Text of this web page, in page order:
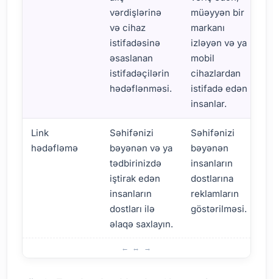
vərdişlərinə
və cihaz
istifadəsinə
əsaslanan
istifadəçilərin
hədəflənməsi.
müəyyən bir
markanı
izləyən və ya
mobil
cihazlardan
istifadə edən
insanlar.
Link
hədəfləmə
Səhifənizi
bəyənən və ya
tədbirinizdə
iştirak edən
insanların
dostları ilə
əlaqə saxlayın.
Səhifənizi
bəyənən
insanların
dostlarına
reklamların
göstərilməsi.